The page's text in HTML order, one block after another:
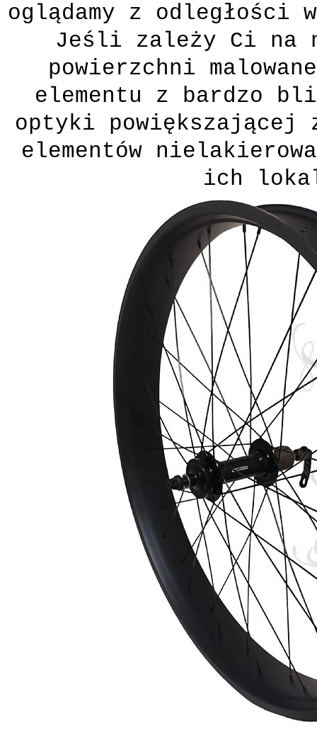
oglądamy z
Jeśli zależy Ci na
powierzchni
elementu z bardzo
optyki powiększającej
elementów
ich